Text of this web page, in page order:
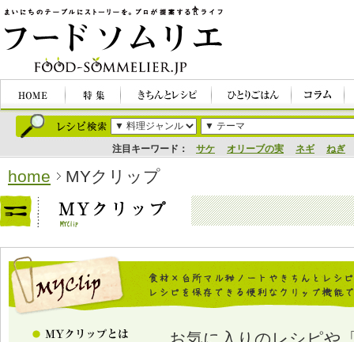
注目キーワード： サケ オリーブの実 ネギ ねぎ
home MYクリップ